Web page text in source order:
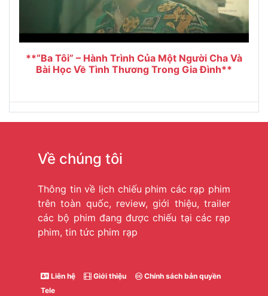
**“Ba Tôi” – Hành Trình Của Một Người Cha Và
Bài Học Về Tình Thương Trong Gia Đình**
Về chúng tôi
Thông tin về lịch chiếu phim các rạp phim
trên toàn quốc, review, giới thiệu, trailer
các bộ phim đang được chiếu tại các rạp
phim, tin tức phim rạp
Liên hệ Giới thiệu
Chính sách bản quyền
Tele